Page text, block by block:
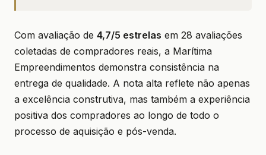
Com avaliação de 4,7/5 estrelas em 28 avaliações
coletadas de compradores reais, a Marítima
Empreendimentos demonstra consistência na
entrega de qualidade. A nota alta reflete não apenas
a excelência construtiva, mas também a experiência
positiva dos compradores ao longo de todo o
processo de aquisição e pós-venda.